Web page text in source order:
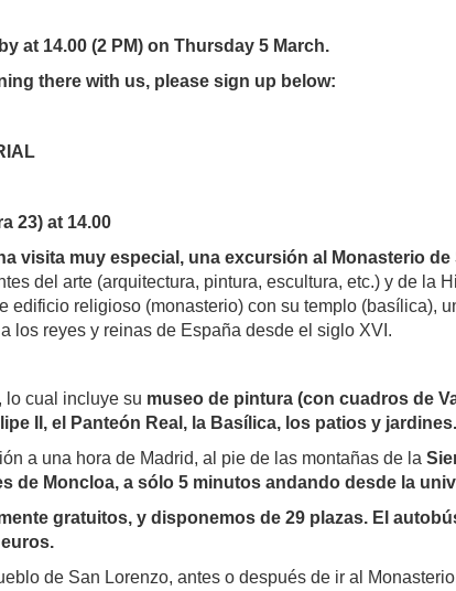
at 14.00 (2 PM) on Thursday 5 March.
there with us, please sign up below:
23) at 14.00
visita muy especial, una excursión al Monasterio
del arte (arquitectura, pintura, escultura, etc.) y de la
edificio religioso (monasterio) con su templo (basílica),
los reyes y reinas de España desde el siglo XVI.
lo cual incluye su museo de pintura (con cuadros de
II, el Panteón Real, la Basílica, los patios y jardines.
a una hora de Madrid, al pie de las montañas de la
de Moncloa, a sólo 5 minutos andando desde la
gratuitos, y disponemos de 29 plazas. El
de San Lorenzo, antes o después de ir al